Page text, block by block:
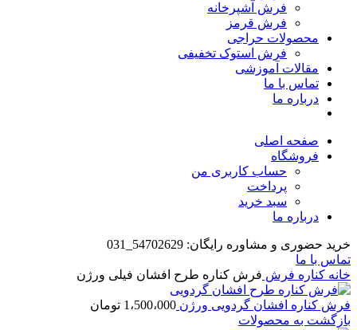
فرش آشپرخانه
فرش قرمز
محصولات حراجی
فرش استوک تخفیفی
مقالات آموزشی
تماس با ما
درباره ما
صفحه اصلی
فروشگاه
حساب کاربری من
پرداخت
سبد خرید
درباره ما
خرید حضوری و مشاوره رایگان: 54702629_031
تماس با ما
خانه کناره فرش فرش کناره طرح افشان فیلی ورژن
فرش کناره افشان گردویی ورژن 1،500،000 تومان
بازگشت به محصولات